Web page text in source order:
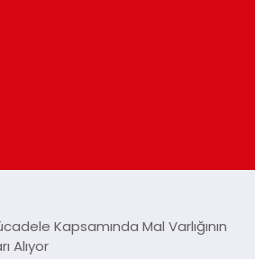
Kapsamında Mal Varlığının
Alıyor